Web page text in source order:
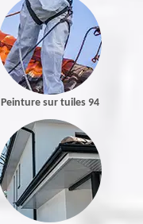
Peinture sur tuiles 94